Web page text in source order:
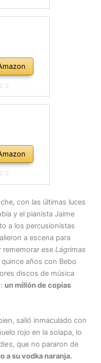
con las últimas luces
y el pianista Jaime
a los percusionistas
a escena para
ese Lágrimas
años con Bebo
discos de música
un millón de copias
salió inmaculado con
rojo en la solapa, lo
, que no pararon de
a su vodka naranja.